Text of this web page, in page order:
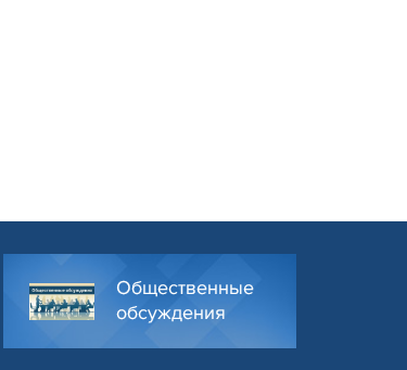
Общественные
обсуждения